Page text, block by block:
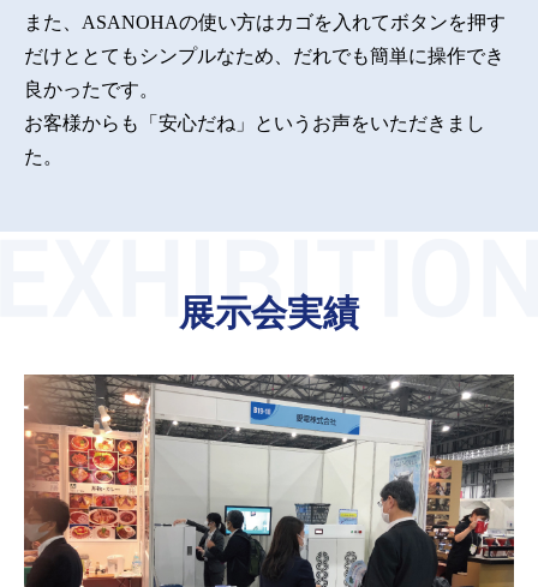
また、ASANOHAの使い方はカゴを入れてボタンを押す
だけととてもシンプルなため、だれでも簡単に操作でき
良かったです。
お客様からも「安心だね」というお声をいただきまし
た。
展示会実績